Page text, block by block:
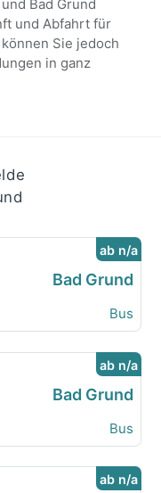
Bad Grund
und Abfahrt für
Sie jedoch
in ganz
ab n/a
Bad Grund
Bus
ab n/a
Bad Grund
Bus
ab n/a